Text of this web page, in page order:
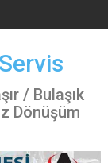
/ Bulaşık
Dönüşüm